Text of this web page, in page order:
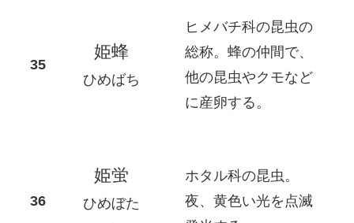
姫蜂
ひめばち
ヒメバチ科の昆虫の
総称。蜂の仲間で、
他の昆虫やクモなど
に産卵する。
姫蛍
ひめぼた
ホタル科の昆虫。
夜、黄色い光を点滅